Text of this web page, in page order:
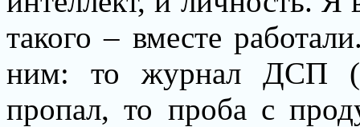
такого – вместе
ним: то журнал ДСП
пропал, то проба с